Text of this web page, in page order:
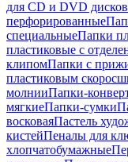
для CD и DVD дисков
перфорированные
специальныеПапки
пластиковые с
клипомПапки с
пластиковым
молнииПапки-
мягкиеПапки-сумки
восковаяПастель
кистейПеналы для
хлопчатобумажные